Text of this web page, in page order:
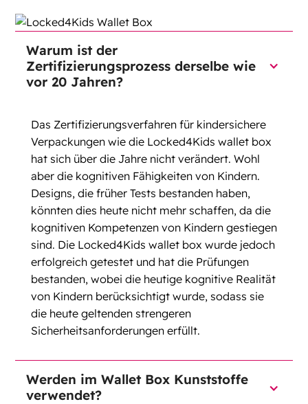
Warum ist der
Zertifizierungsprozess derselbe wie
vor 20 Jahren?
Das Zertifizierungsverfahren für kindersichere
Verpackungen wie die Locked4Kids wallet box
hat sich über die Jahre nicht verändert. Wohl
aber die kognitiven Fähigkeiten von Kindern.
Designs, die früher Tests bestanden haben,
könnten dies heute nicht mehr schaffen, da die
kognitiven Kompetenzen von Kindern gestiegen
sind. Die Locked4Kids wallet box wurde jedoch
erfolgreich getestet und hat die Prüfungen
bestanden, wobei die heutige kognitive Realität
von Kindern berücksichtigt wurde, sodass sie
die heute geltenden strengeren
Sicherheitsanforderungen erfüllt.
Werden im Wallet Box Kunststoffe
verwendet?